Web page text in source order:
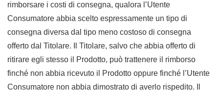
rimborsare i costi di consegna, qualora l’Utente
Consumatore abbia scelto espressamente un tipo di
consegna diversa dal tipo meno costoso di consegna
offerto dal Titolare. Il Titolare, salvo che abbia offerto di
ritirare egli stesso il Prodotto, può trattenere il rimborso
finché non abbia ricevuto il Prodotto oppure finché l’Utente
Consumatore non abbia dimostrato di averlo rispedito. Il